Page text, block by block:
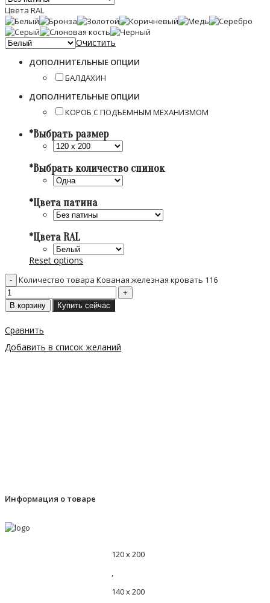
Цвета RAL
Очистить
ДОПОЛНИТЕЛЬНЫЕ ОПЦИИ
БАЛДАХИН
ДОПОЛНИТЕЛЬНЫЕ ОПЦИИ
КОРОБ С ПОДЪЕМНЫМ МЕХАНИЗМОМ
*Выбрать размер
*Выбрать количество спинок
*Цвета патина
*Цвета RAL
Reset options
Количество товара Кованая железная кровать 116
В корзину Купить сейчас
Сравнить
Добавить в список желаний
Информация о товаре
120 х 200
,
140 х 200